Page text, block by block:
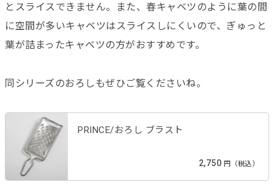
とスライスできません。また、春キャベツのように葉の間
に空間が多いキャベツはスライスしにくいので、ぎゅっと
葉が詰まったキャベツの方がおすすめです。
同シリーズのおろしもぜひご覧くださいね。
PRINCE/おろし ブラスト
2,750 円（税込）